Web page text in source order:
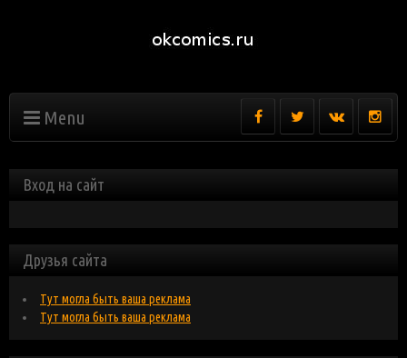
Menu
Вход на сайт
Друзья сайта
Тут могла быть ваша реклама
Тут могла быть ваша реклама